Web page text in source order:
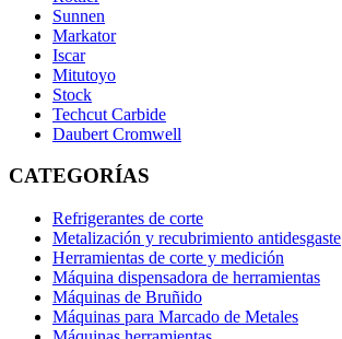
Sunnen
Markator
Iscar
Mitutoyo
Stock
Techcut Carbide
Daubert Cromwell
CATEGORÍAS
Refrigerantes de corte
Metalización y recubrimiento antidesgaste
Herramientas de corte y medición
Máquina dispensadora de herramientas
Máquinas de Bruñido
Máquinas para Marcado de Metales